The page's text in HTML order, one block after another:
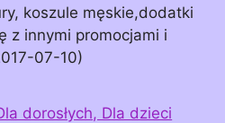
koszule męskie,dodatki
z innymi promocjami i
07-10)
dorosłych, Dla dzieci